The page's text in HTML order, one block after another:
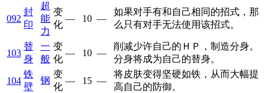
092
封
印
超
能
力
变
化
— 10 —
如果对手有和自己相同的招式，那
么只有对手无法使用该招式。
103
替
身
一
般
变
化
— 10 —
削减少许自己的ＨＰ，制造分身。
分身将成为自己的替身。
104
铁
壁
钢
变
化
— 15 —
将皮肤变得坚硬如铁，从而大幅提
高自己的防御。